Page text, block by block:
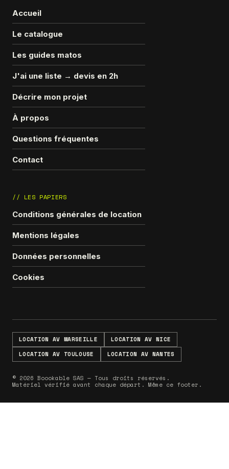
Accueil
Le catalogue
Les guides matos
J'ai une liste → devis en 2h
Décrire mon projet
À propos
Questions fréquentes
Contact
// LES PAPIERS
Conditions générales de location
Mentions légales
Données personnelles
Cookies
LOCATION AV MARSEILLE
LOCATION AV NICE
LOCATION AV TOULOUSE
LOCATION AV NANTES
© 2026 Boookable SAS — Tous droits réservés.
Matériel vérifié avant chaque départ. Même ce footer.